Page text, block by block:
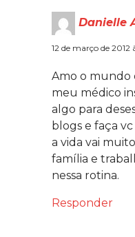
Danielle
12 de março de 2012
Amo o mundo
meu médico
algo para
blogs e faça
a vida vai
família e
nessa rotina.
Responder